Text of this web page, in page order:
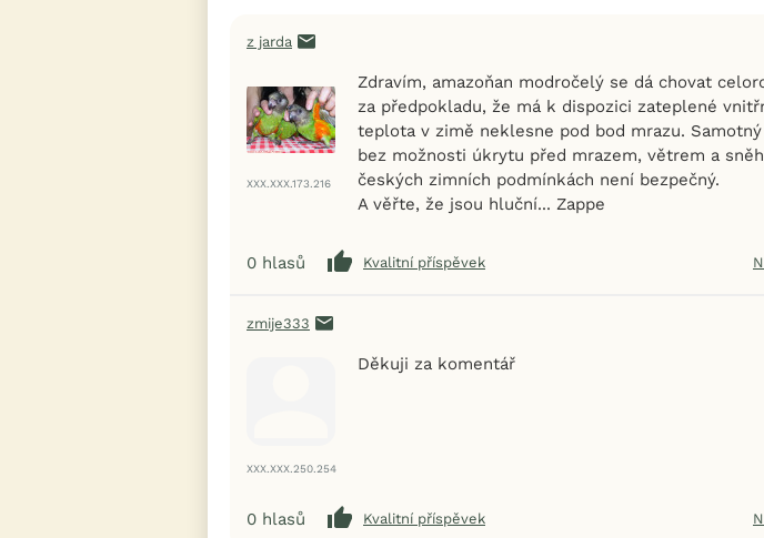
z jarda
XXX.XXX.173.216
Zdravím, amazoňan modročelý se dá chovat
za předpokladu, že má k dispozici zateplené
teplota v zimě neklesne pod bod mrazu.
bez možnosti úkrytu před mrazem, větrem a
českých zimních podmínkách není bezpečný.
A věřte, že jsou hluční... Zappe
0 hlasů Kvalitní příspěvek
zmije333
XXX.XXX.250.254
Děkuji za komentář
0 hlasů Kvalitní příspěvek